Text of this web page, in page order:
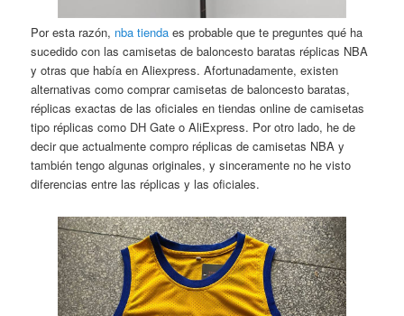
Por esta razón, nba tienda es probable que te preguntes qué ha
sucedido con las camisetas de baloncesto baratas réplicas NBA
y otras que había en Aliexpress. Afortunadamente, existen
alternativas como comprar camisetas de baloncesto baratas,
réplicas exactas de las oficiales en tiendas online de camisetas
tipo réplicas como DH Gate o AliExpress. Por otro lado, he de
decir que actualmente compro réplicas de camisetas NBA y
también tengo algunas originales, y sinceramente no he visto
diferencias entre las réplicas y las oficiales.